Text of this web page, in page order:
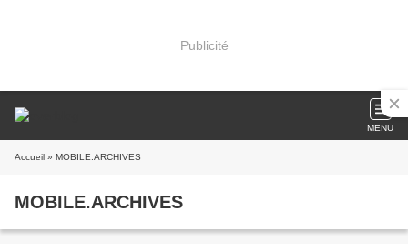
Publicité
MENU
Accueil » MOBILE.ARCHIVES
MOBILE.ARCHIVES